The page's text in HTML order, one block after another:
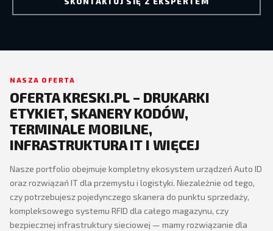
NASZA OFERTA
OFERTA KRESKI.PL – DRUKARKI
ETYKIET, SKANERY KODÓW,
TERMINALE MOBILNE,
INFRASTRUKTURA IT I WIĘCEJ
Nasze portfolio obejmuje kompletny ekosystem urządzeń Auto ID
oraz rozwiązań IT dla przemysłu i logistyki. Niezależnie od tego,
czy potrzebujesz pojedynczego skanera do punktu sprzedaży,
kompleksowego systemu RFID dla całego magazynu, czy
bezpiecznej infrastruktury sieciowej — mamy rozwiązanie dla